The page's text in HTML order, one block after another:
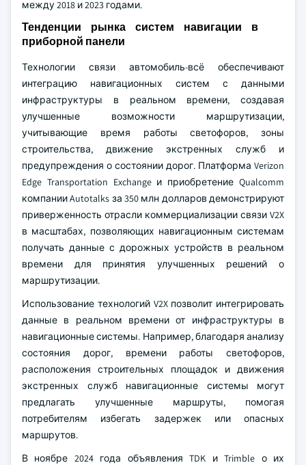
между 2018 и 2023 годами.
Тенденции рынка систем навигации в
приборной панели
Технологии связи автомобиль-всё обеспечивают
интеграцию навигационных систем с данными
инфраструктуры в реальном времени, создавая
улучшенные возможности маршрутизации,
учитывающие время работы светофоров, зоны
строительства, движение экстренных служб и
предупреждения о состоянии дорог. Платформа Verizon
Edge Transportation Exchange и приобретение Qualcomm
компании Autotalks за 350 млн долларов демонстрируют
приверженность отрасли коммерциализации связи V2X
в масштабах, позволяющих навигационным системам
получать данные с дорожных устройств в реальном
времени для принятия улучшенных решений о
маршрутизации.
Использование технологий V2X позволит интегрировать
данные в реальном времени от инфраструктуры в
навигационные системы. Например, благодаря анализу
состояния дорог, времени работы светофоров,
расположения строительных площадок и движения
экстренных служб навигационные системы могут
предлагать улучшенные маршруты, помогая
потребителям избегать задержек или опасных
маршрутов.
В ноябре 2024 года объявления TDK и Trimble о их